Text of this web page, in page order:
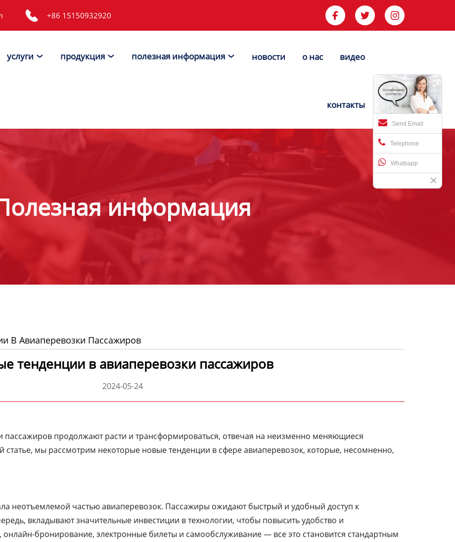
 +86 15150932920   
услуги  продукция  полезная информация  новости о нас видео
контакты

Send Email
Telephone
Whatsapp
информация
В Авиаперевозки Пассажиров
тенденции в авиаперевозки пассажиров
2024-05-24
продолжают расти и трансформироваться, отвечая на неизменно меняющиеся
статье, мы рассмотрим некоторые новые тенденции в сфере авиаперевозок, которые, несомненно,
неотъемлемой частью авиаперевозок. Пассажиры ожидают быстрый и удобный доступ к
вкладывают значительные инвестиции в технологии, чтобы повысить удобство и
бронирование, электронные билеты и самообслуживание — все это становится стандартным